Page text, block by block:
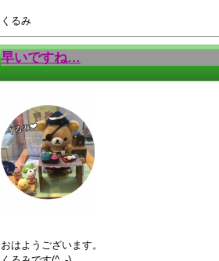
くるみ
早いですね…
おはようございます。